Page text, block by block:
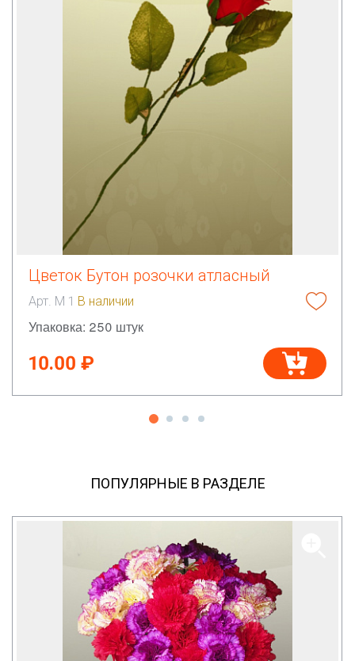
Цветок Бутон розочки атласный
Арт. М 1 В наличии
Упаковка: 250 штук
10.00 ₽
ПОПУЛЯРНЫЕ В РАЗДЕЛЕ